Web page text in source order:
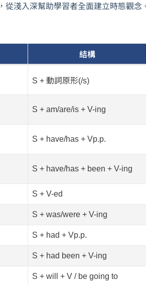
，從淺入深幫助學習者全面建立時態觀念
結構
S + 動詞原形(/s)
S + am/are/is + V-ing
S + have/has + Vp.p.
S + have/has + been + V-ing
S + V-ed
S + was/were + V-ing
S + had + Vp.p.
S + had been + V-ing
S + will + V / be going to